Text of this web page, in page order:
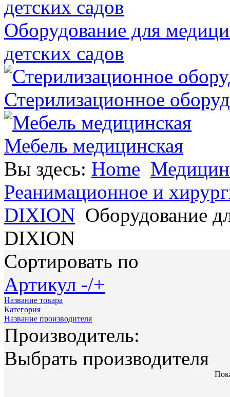
Оборудование для
детских садов
Стерилизационное
Мебель медицинская
Вы здесь: Home
Реанимационное и
DIXION
DIXION
Сортировать по
Артикул -/+
Название товара
Категория
Название производителя
Производитель:
Выбрать производителя